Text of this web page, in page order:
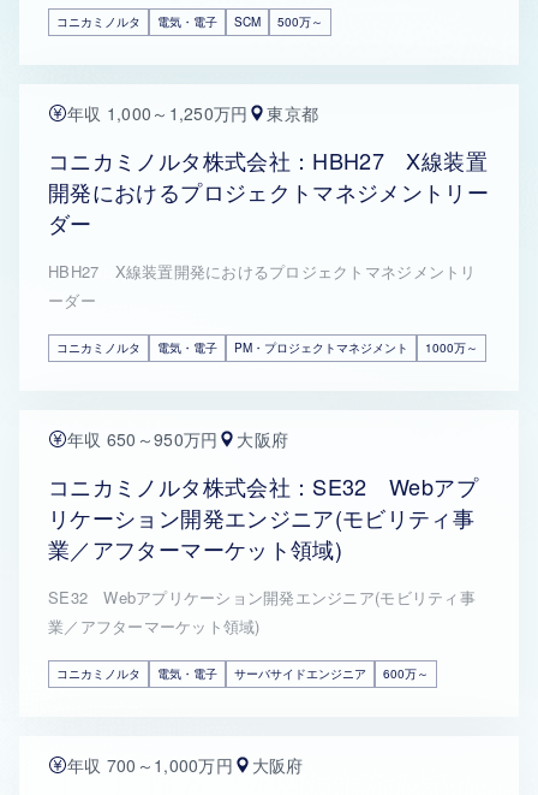
コニカミノルタ 電気・電子 SCM 500万～
年収 1,000～1,250万円 東京都
コニカミノルタ株式会社：HBH27 X線装置
開発におけるプロジェクトマネジメントリー
ダー
HBH27 X線装置開発におけるプロジェクトマネジメントリ
ーダー
コニカミノルタ 電気・電子 PM・プロジェクトマネジメント 1000万～
年収 650～950万円 大阪府
コニカミノルタ株式会社：SE32 Webアプ
リケーション開発エンジニア(モビリティ事
業／アフターマーケット領域)
SE32 Webアプリケーション開発エンジニア(モビリティ事
業／アフターマーケット領域)
コニカミノルタ 電気・電子 サーバサイドエンジニア 600万～
年収 700～1,000万円 大阪府